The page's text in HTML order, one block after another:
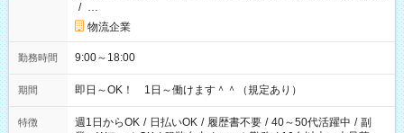
/ …
物流企業
勤務時間 9:00～18:00
期間 即日～OK！ 1日～働けます＾＾（規定あり）
特徴 週1日からOK / 日払いOK / 履歴書不要 / 40～50代活躍中 / 副